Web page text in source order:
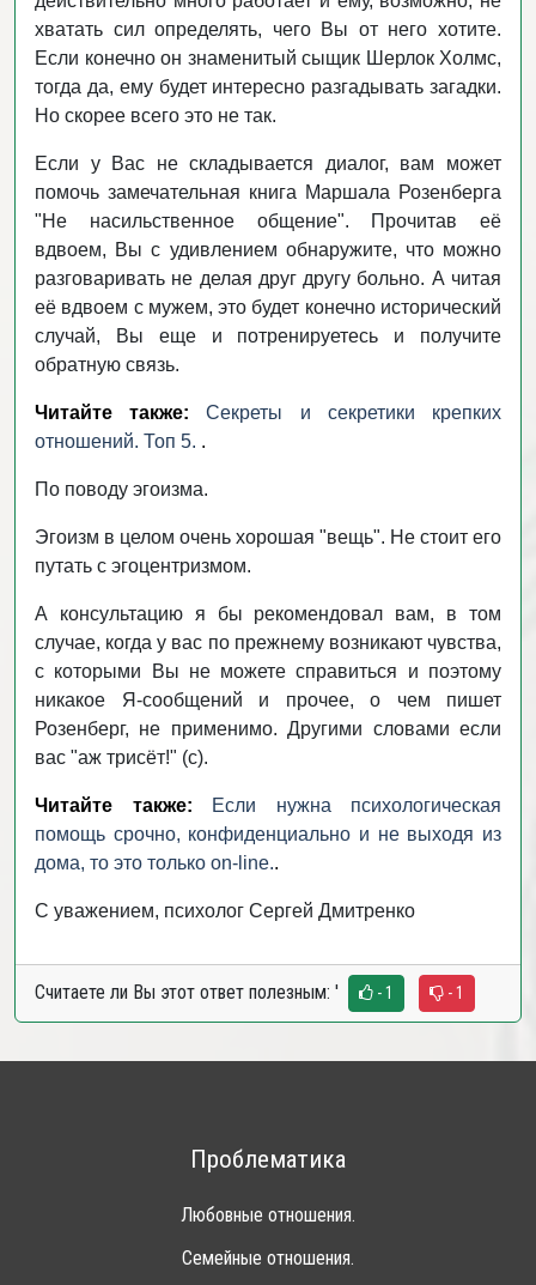
хватать сил определять, чего Вы от него хотите.
Если конечно он знаменитый сыщик Шерлок Холмс,
тогда да, ему будет интересно разгадывать загадки.
Но скорее всего это не так.
Если у Вас не складывается диалог, вам может
помочь замечательная книга Маршала Розенберга
"Не насильственное общение". Прочитав её
вдвоем, Вы с удивлением обнаружите, что можно
разговаривать не делая друг другу больно. А читая
её вдвоем с мужем, это будет конечно исторический
случай, Вы еще и потренируетесь и получите
обратную связь.
Читайте также:
Секреты и секретики крепких
отношений. Топ 5. .
По поводу эгоизма.
Эгоизм в целом очень хорошая "вещь". Не стоит его
путать с эгоцентризмом.
А консультацию я бы рекомендовал вам, в том
случае, когда у вас по прежнему возникают чувства,
с которыми Вы не можете справиться и поэтому
никакое Я-сообщений и прочее, о чем пишет
Розенберг, не применимо. Другими словами если
вас "аж трисёт!" (с).
Читайте также:
Если нужна психологическая
помощь срочно, конфиденциально и не выходя из
дома, то это только on-line..
С уважением, психолог Сергей Дмитренко
Считаете ли Вы этот ответ полезным: ' - 1 - 1
Проблематика
Любовные отношения.
Семейные отношения.